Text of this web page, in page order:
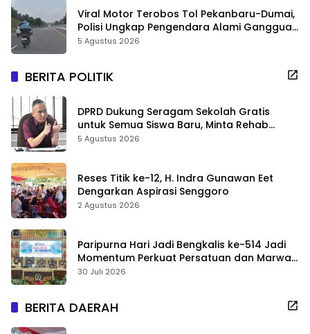
Viral Motor Terobos Tol Pekanbaru-Dumai,
Polisi Ungkap Pengendara Alami Gangguan
Usai Kecelakaan
5 Agustus 2026
BERITA POLITIK
DPRD Dukung Seragam Sekolah Gratis
untuk Semua Siswa Baru, Minta Rehab
Sekolah Jangan Dikurangi
5 Agustus 2026
Reses Titik ke-12, H. Indra Gunawan Eet
Dengarkan Aspirasi Senggoro
2 Agustus 2026
Paripurna Hari Jadi Bengkalis ke-514 Jadi
Momentum Perkuat Persatuan dan Marwah
Negeri
30 Juli 2026
BERITA DAERAH